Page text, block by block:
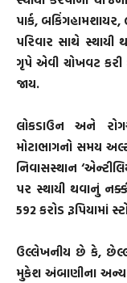
પાર્ક,
પરિવાર સાથે
ગૃપે એવી ચોખવટ
જાય.
લોકડાઉન અને
મોટાભાગનો સમય
નિવાસસ્થાન
પર સ્થાયી થવાનું
592 કરોડ રૂપિયામાં
ઉલ્લેખનીય છે કે,
મુકેશ અંબાણીના અન્ય